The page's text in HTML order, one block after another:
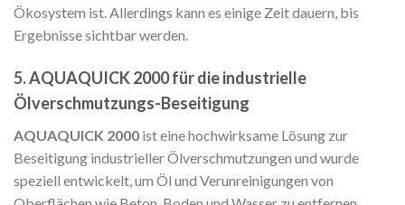
Ökosystem ist. Allerdings kann es einige Zeit dauern, bis
Ergebnisse sichtbar werden.
5. AQUAQUICK 2000 für die industrielle
Ölverschmutzungs-Beseitigung
AQUAQUICK 2000 ist eine hochwirksame Lösung zur
Beseitigung industrieller Ölverschmutzungen und wurde
speziell entwickelt, um Öl und Verunreinigungen von